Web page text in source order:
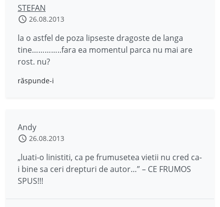
STEFAN
26.08.2013
la o astfel de poza lipseste dragoste de langa
tine…………..fara ea momentul parca nu mai are
rost. nu?
răspunde-i
Andy
26.08.2013
„luati-o linistiti, ca pe frumusetea vietii nu cred ca-
i bine sa ceri drepturi de autor…” – CE FRUMOS
SPUS!!!